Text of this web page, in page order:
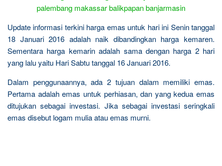
Update informasi terkini harga emas untuk hari ini Senin tanggal
18 Januari 2016 adalah naik dibandingkan harga kemaren.
Sementara harga kemarin adalah sama dengan harga 2 hari
yang lalu yaitu Hari Sabtu tanggal 16 Januari 2016.
Dalam penggunaannya, ada 2 tujuan dalam memiliki emas.
Pertama adalah emas untuk perhiasan, dan yang kedua emas
ditujukan sebagai investasi. Jika sebagai investasi seringkali
emas disebut logam mulia atau emas murni.